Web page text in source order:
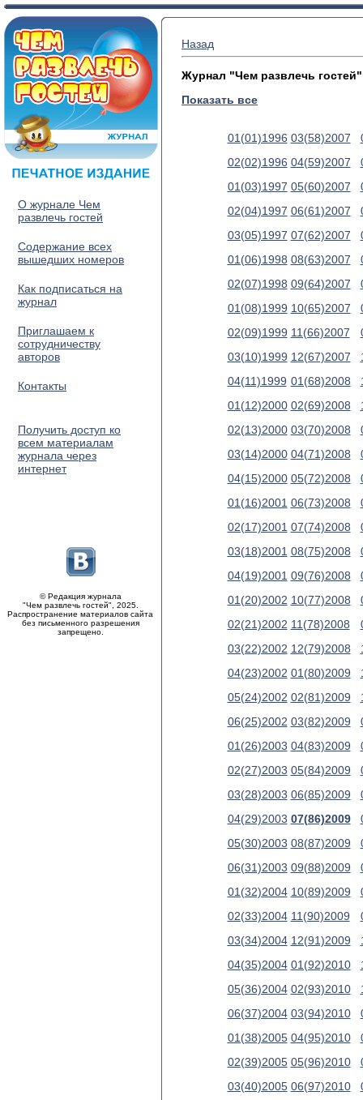
О журнале Чем
развлечь гостей
Содержание всех
вышедших номеров
Как подписаться на
журнал
Приглашаем к
сотрудничеству
авторов
Контакты
Получить доступ ко
всем материалам
журнала через
интернет
© Редакция журнала
"Чем развлечь гостей", 2025.
Распространение материалов сайта
без письменного разрешения
запрещено.
Назад
Журнал "Чем развлечь гостей"
Показать все
01(01)1996
02(02)1996
01(03)1997
02(04)1997
03(05)1997
01(06)1998
02(07)1998
01(08)1999
02(09)1999
03(10)1999
04(11)1999
01(12)2000
02(13)2000
03(14)2000
04(15)2000
01(16)2001
02(17)2001
03(18)2001
04(19)2001
01(20)2002
02(21)2002
03(22)2002
04(23)2002
05(24)2002
06(25)2002
01(26)2003
02(27)2003
03(28)2003
04(29)2003
05(30)2003
06(31)2003
01(32)2004
02(33)2004
03(34)2004
04(35)2004
05(36)2004
06(37)2004
01(38)2005
02(39)2005
03(40)2005
03(58)2007
04(59)2007
05(60)2007
06(61)2007
07(62)2007
08(63)2007
09(64)2007
10(65)2007
11(66)2007
12(67)2007
01(68)2008
02(69)2008
03(70)2008
04(71)2008
05(72)2008
06(73)2008
07(74)2008
08(75)2008
09(76)2008
10(77)2008
11(78)2008
12(79)2008
01(80)2009
02(81)2009
03(82)2009
04(83)2009
05(84)2009
06(85)2009
07(86)2009
08(87)2009
09(88)2009
10(89)2009
11(90)2009
12(91)2009
01(92)2010
02(93)2010
03(94)2010
04(95)2010
05(96)2010
06(97)2010